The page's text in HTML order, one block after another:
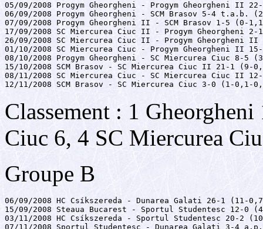
05/09/2008 Progym Gheorgheni - Progym Gheorgheni II
06/09/2008 Progym Gheorgheni - SCM Brasov 5-4 t.a.b.
07/09/2008 Progym Gheorgheni II - SCM Brasov 1-5 (0-
17/09/2008 SC Miercurea Ciuc II - Progym Gheorgheni
26/09/2008 SC Miercurea Ciuc II - Progym
01/10/2008 SC Miercurea Ciuc - Progym Gheorgheni II
08/10/2008 Progym Gheorgheni - SC Miercurea Ciuc 8-5
15/10/2008 SCM Brasov - SC Miercurea Ciuc II 21-1 (9-
08/11/2008 SC Miercurea Ciuc - SC Miercurea Ciuc II
12/11/2008 SCM Brasov - SC Miercurea Ciuc 3-0 (1-0,1-
Classement : 1
Ciuc 6, 4 SC Miercurea
Groupe B
06/09/2008 HC Csíkszereda - Dunarea Galati 26-1 (11-
15/09/2008 Steaua Bucarest - Sportul Studentesc 12-0
03/11/2008 HC Csíkszereda - Sportul Studentesc 20-2
07/11/2008 Sportul Studentesc - Dunarea Galati 3-4